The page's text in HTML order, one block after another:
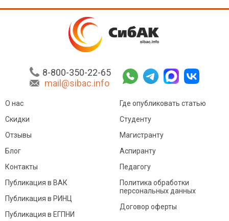
8-800-350-22-65
mail@sibac.info
О нас
Скидки
Отзывы
Блог
Контакты
Где опубликовать статью
Студенту
Магистранту
Аспиранту
Педагогу
Публикация в ВАК
Публикация в РИНЦ
Публикация в ЕГПНИ
Политика обработки
персональных данных
Договор оферты